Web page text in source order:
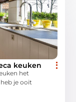
keuken
het
je ooit